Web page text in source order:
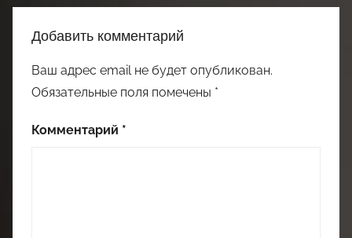
Добавить комментарий
Ваш адрес email не будет опубликован.
Обязательные поля помечены *
Комментарий *